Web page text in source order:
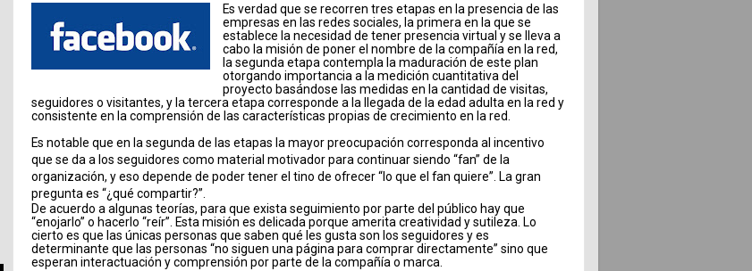
Es verdad que se recorren tres etapas en la presencia de las
empresas en las redes sociales, la primera en la que se
establece la necesidad de tener presencia virtual y se lleva a
cabo la misión de poner el nombre de la compañía en la red,
la segunda etapa contempla la maduración de este plan
otorgando importancia a la medición cuantitativa del
proyecto basándose las medidas en la cantidad de visitas,
seguidores o visitantes, y la tercera etapa corresponde a la llegada de la edad adulta en la red y
consistente en la comprensión de las características propias de crecimiento en la red.
Es notable que en la segunda de las etapas la mayor preocupación corresponda al incentivo
que se da a los seguidores como material motivador para continuar siendo “fan” de la
organización, y eso depende de poder tener el tino de ofrecer “lo que el fan quiere”. La gran
pregunta es “¿qué compartir?”.
De acuerdo a algunas teorías, para que exista seguimiento por parte del público hay que
“enojarlo” o hacerlo “reír”. Esta misión es delicada porque amerita creatividad y sutileza. Lo
cierto es que las únicas personas que saben qué les gusta son los seguidores y es
determinante que las personas “no siguen una página para comprar directamente” sino que
esperan interactuación y comprensión por parte de la compañía o marca.